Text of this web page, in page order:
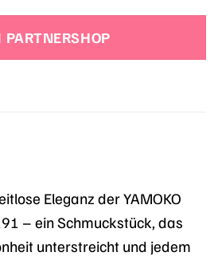
Eleganz der YAMOKO
– ein Schmuckstück, das
unterstreicht und jedem